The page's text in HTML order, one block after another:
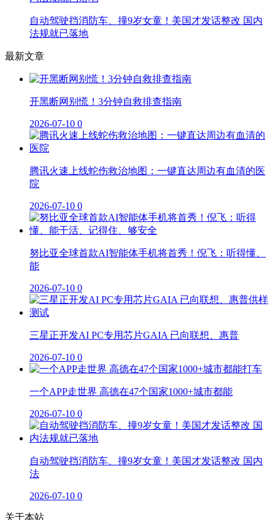
自动驾驶挡消防车、撞9岁女童！美国才发话整改 国内
法规就已落地
最新文章
开黑断网别慌！3分钟自救排查指南
2026-07-10 0
腾讯火速上线蛇伤救治地图：一键直达周边有血清的医
院
2026-07-10 0
努比亚全球首款AI智能体手机将首秀！倪飞：听得懂、
能
2026-07-10 0
三星正开发AI PC专用芯片GAIA 已向联想、惠普
2026-07-10 0
一个APP走世界 高德在47个国家1000+城市都能
2026-07-10 0
自动驾驶挡消防车、撞9岁女童！美国才发话整改 国内
法
2026-07-10 0
关于本站